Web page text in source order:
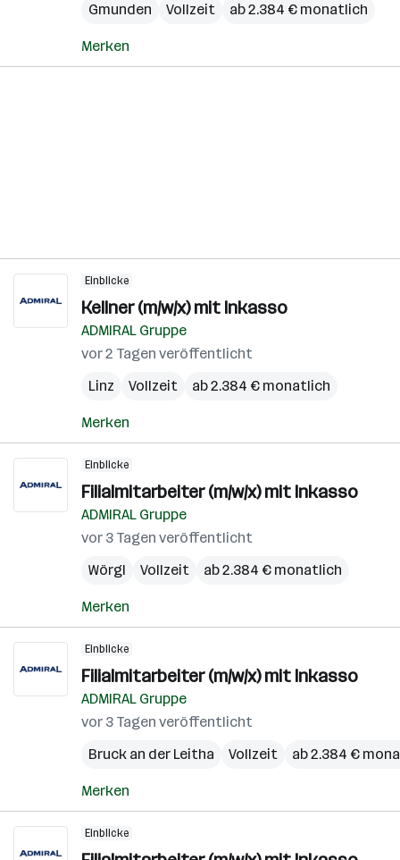
Gmunden
Vollzeit ab 2.384 € monatlich
Merken
Einblicke
Kellner (m/w/x) mit Inkasso
ADMIRAL Gruppe
vor 2 Tagen veröffentlicht
Linz
Vollzeit ab 2.384 € monatlich
Merken
Einblicke
Filialmitarbeiter (m/w/x) mit Inkasso
ADMIRAL Gruppe
vor 3 Tagen veröffentlicht
Wörgl
Vollzeit ab 2.384 € monatlich
Merken
Einblicke
Filialmitarbeiter (m/w/x) mit Inkasso
ADMIRAL Gruppe
vor 3 Tagen veröffentlicht
Bruck an der Leitha
Vollzeit ab 2.384 €
Merken
Einblicke